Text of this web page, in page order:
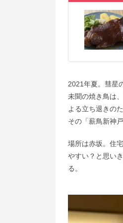
2021年夏。彗星
未聞の焼き鳥は
よる立ち退きの
その「薪鳥新神
場所は赤坂。住
やすい？と思い
る。